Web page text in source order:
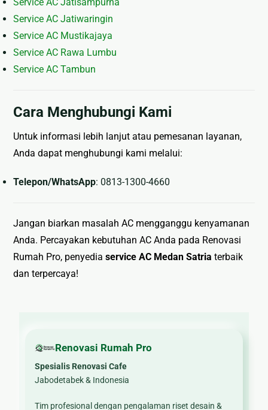
Service AC Jatiwaringin
Service AC Mustikajaya
Service AC Rawa Lumbu
Service AC Tambun
Cara Menghubungi Kami
Untuk informasi lebih lanjut atau pemesanan layanan,
Anda dapat menghubungi kami melalui:
Telepon/WhatsApp: 0813-1300-4660
Jangan biarkan masalah AC mengganggu kenyamanan
Anda. Percayakan kebutuhan AC Anda pada Renovasi
Rumah Pro, penyediaservice AC Medan Satria terbaik
dan terpercaya!
Renovasi Rumah Pro
Spesialis Renovasi Cafe
Jabodetabek & Indonesia
Tim profesional dengan pengalaman riset desain &